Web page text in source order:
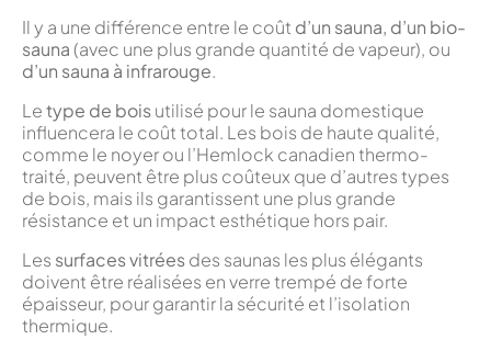
Il y a une différence entre le coût d’un sauna, d’un bio-
sauna(avec une plus grande quantité de vapeur), ou
d’un sauna à infrarouge.
Letype de boisutilisé pour le sauna domestique
influencera le coût total. Les bois de haute qualité,
comme le noyer ou l’Hemlock canadien thermo-
traité, peuvent être plus coûteux que d’autres types
de bois, mais ils garantissent une plus grande
résistance et un impact esthétique hors pair.
Les surfaces vitréesdes saunas les plus élégants
doivent être réalisées en verre trempé de forte
épaisseur, pour garantir la sécurité et l’isolation
thermique.